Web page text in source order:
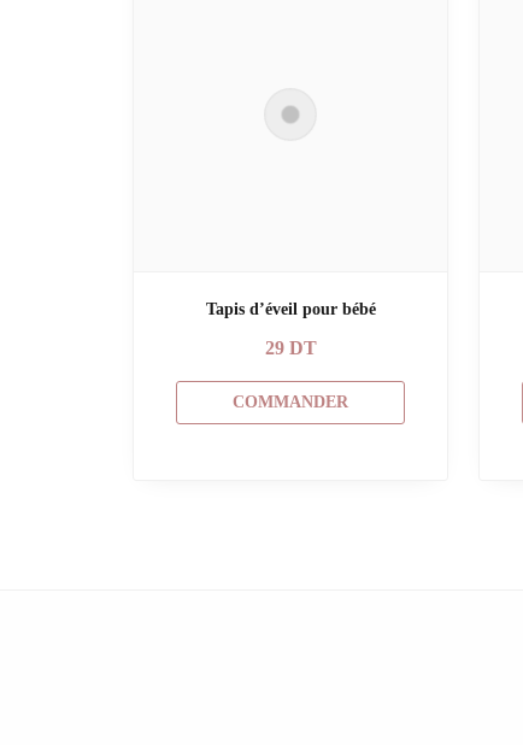
Tapis d’éveil pour bébé
29DT
COMMANDER